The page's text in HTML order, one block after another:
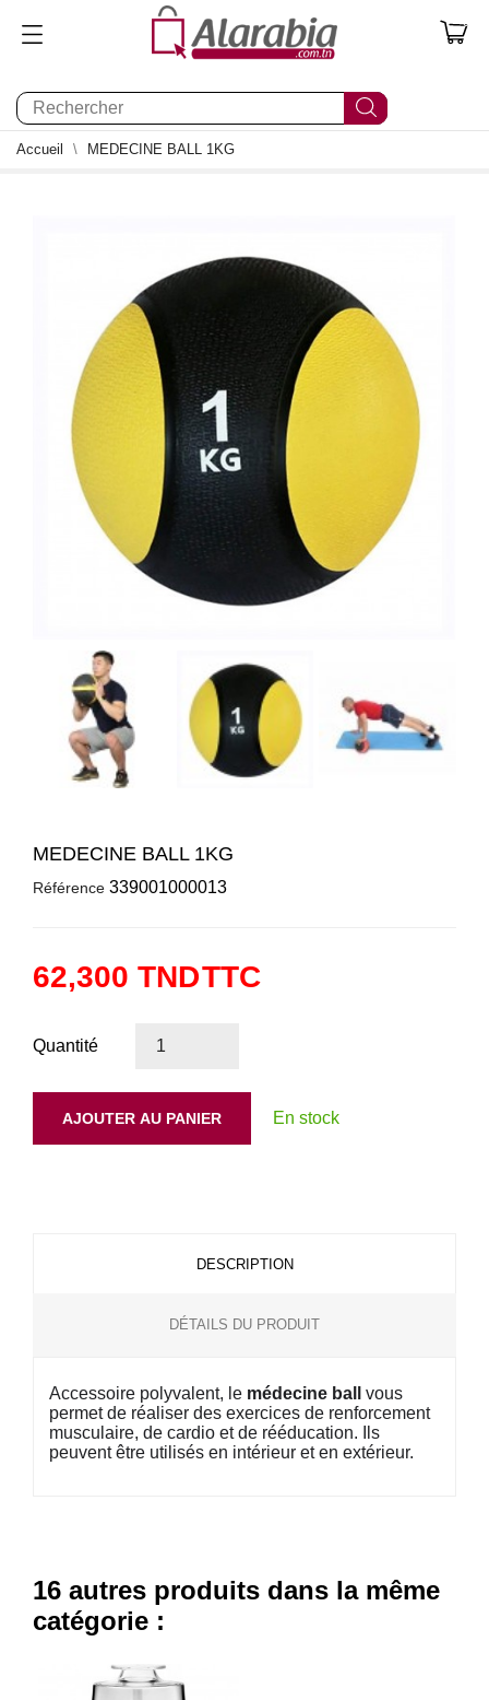
0
Accueil MEDECINE BALL 1KG
MEDECINE BALL 1KG
Référence 339001000013
62,300 TNDTTC
Quantité
AJOUTER AU PANIER En stock
DESCRIPTION
DÉTAILS DU PRODUIT
Accessoire polyvalent, le médecine ball
vous
permet de réaliser des exercices de renforcement
musculaire, de cardio et de rééducation. Ils
peuvent être utilisés en intérieur et en extérieur.
16 autres produits dans la même
catégorie :